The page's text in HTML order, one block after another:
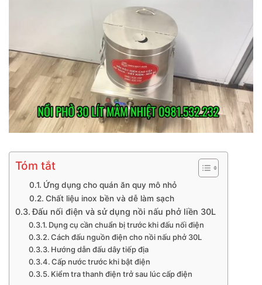
Tóm tắt
Ứng dụng cho quán ăn quy mô nhỏ
Chất liệu inox bền và dễ làm sạch
Đấu nối điện và sử dụng nồi nấu phở liền 30L
Dụng cụ cần chuẩn bị trước khi đấu nối điện
Cách đấu nguồn điện cho nồi nấu phở 30L
Hướng dẫn đấu dây tiếp địa
Cấp nước trước khi bật điện
Kiểm tra thanh điện trở sau lúc cấp điện